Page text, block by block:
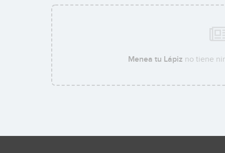
Menea tu Lápiz no tiene